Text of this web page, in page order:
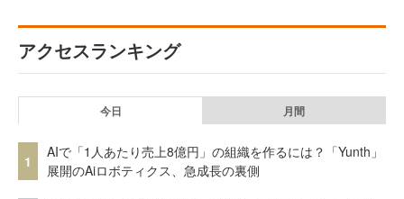
アクセスランキング
今日 月間
1
AIで「1人あたり売上8億円」の組織を作るには？「Yunth」
展開のAiロボティクス、急成長の裏側